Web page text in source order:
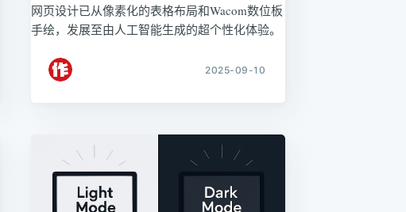
网页设计已从像素化的表格布局和Wacom数位板
手绘，发展至由人工智能生成的超个性化体验。
2025-09-10